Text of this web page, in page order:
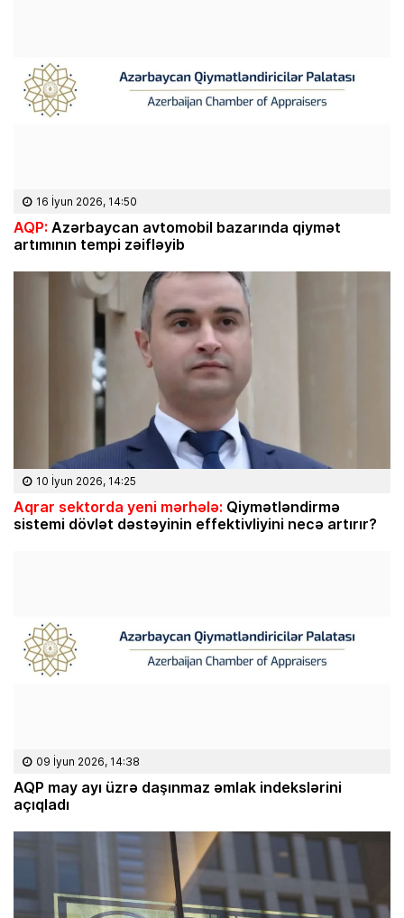
16 İyun 2026, 14:50
AQP: Azərbaycan avtomobil bazarında qiymət
artımının tempi zəifləyib
10 İyun 2026, 14:25
Aqrar sektorda yeni mərhələ: Qiymətləndirmə
sistemi dövlət dəstəyinin effektivliyini necə artırır?
09 İyun 2026, 14:38
AQP may ayı üzrə daşınmaz əmlak indekslərini
açıqladı